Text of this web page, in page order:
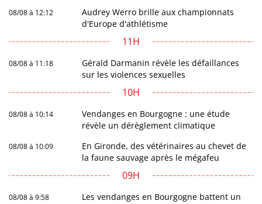
08/08 à 12:12
Audrey Werro brille aux championnats
d'Europe d'athlétisme
11H
08/08 à 11:18
Gérald Darmanin révèle les défaillances
sur les violences sexuelles
10H
08/08 à 10:14
Vendanges en Bourgogne : une étude
révèle un dérèglement climatique
08/08 à 10:09
En Gironde, des vétérinaires au chevet de
la faune sauvage après le mégafeu
09H
08/08 à 9:58
Les vendanges en Bourgogne battent un